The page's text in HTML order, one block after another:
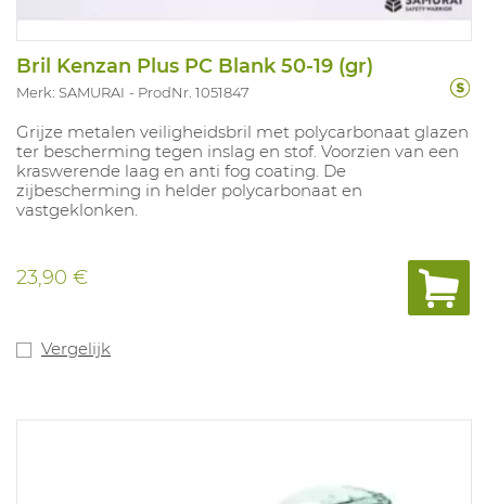
Bril Kenzan Plus PC Blank 50-19 (gr)
Merk: SAMURAI ProdNr. 1051847
Grijze metalen veiligheidsbril met polycarbonaat glazen
ter bescherming tegen inslag en stof. Voorzien van een
kraswerende laag en anti fog coating. De
zijbescherming in helder polycarbonaat en
vastgeklonken.
23,90 €
Vergelijk